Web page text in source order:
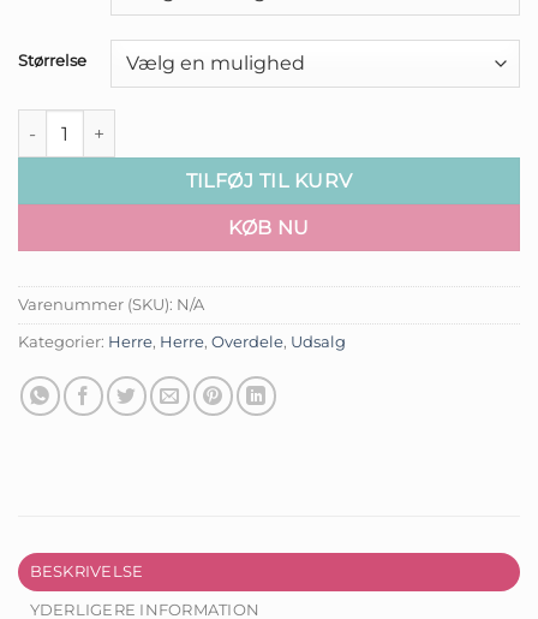
Størrelse
Herre Nattøj - James antal
TILFØJ TIL KURV
KØB NU
Varenummer (SKU): N/A
Kategorier: Herre, Herre, Overdele, Udsalg
BESKRIVELSE
YDERLIGERE INFORMATION